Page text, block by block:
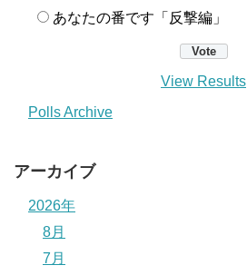
あなたの番です「反撃編」
View Results
Polls Archive
アーカイブ
2026年
8月
7月